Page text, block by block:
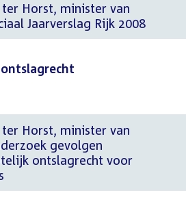
Horst, minister van
Jaarverslag Rijk 2008
Horst, minister van
gevolgen
ontslagrecht voor